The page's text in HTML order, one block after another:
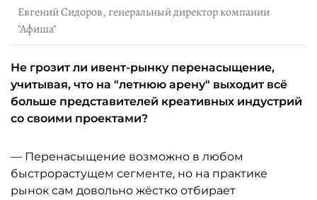
Евгений Сидоров, генеральный директор компании
"Афиша"
Не грозит ли ивент-рынку перенасыщение,
учитывая, что на "летнюю арену" выходит всё
больше представителей креативных индустрий
со своими проектами?
— Перенасыщение возможно в любом
быстрорастущем сегменте, но на практике
рынок сам довольно жёстко отбирает